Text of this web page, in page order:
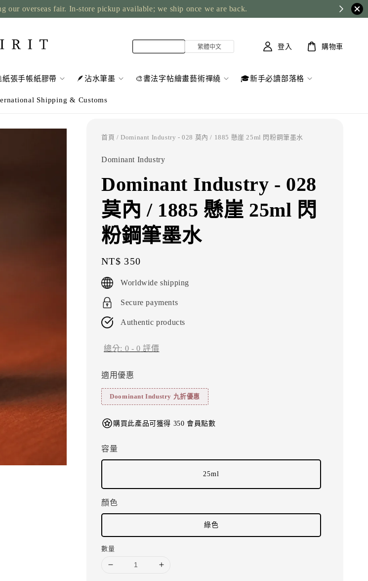
our overseas fair. In-store pickup available; we ship once we are back.
紙張手帳紙膠帶 🪶沾水筆墨 🎨書法字帖繪畫藝術禪繞 🎓新手必讀部落格
Shipping & Customs
登入 購物車
首頁 / Dominant Industry - 028 莫內 / 1885 懸崖 25ml 閃粉鋼筆墨水
Dominant Industry
Dominant Industry - 028
莫內 / 1885 懸崖 25ml 閃
粉鋼筆墨水
Regular
price
NT$ 350
Worldwide shipping
Secure payments
Authentic products
總分: 0 -0 評價
適用優惠
Doominant Industry 九折優惠
購買此產品可獲得 350 會員點數
容量
25ml
顏色
綠色
數量